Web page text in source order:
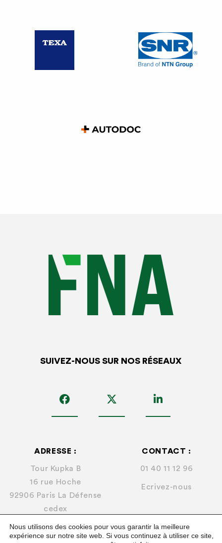
SUIVEZ-NOUS SUR NOS RÉSEAUX
ADRESSE :
Tour Kupka B
16 rue Hoche
92906 Paris La Défense
cedex
CONTACT :
01 40 11 12 96
Ecrivez-nous
Nous utilisons des cookies pour vous garantir la meilleure
expérience sur notre site web. Si vous continuez à utiliser ce site,